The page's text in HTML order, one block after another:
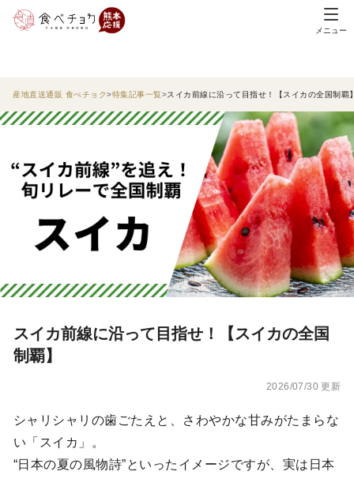
メニュー
産地直送通販 食べチョク 特集記事一覧 スイカ前線に沿って目指せ！【スイカの全国制覇
スイカ前線に沿って目指せ！【スイカの全国
制覇】
2026/07/30 更新
シャリシャリの歯ごたえと、さわやかな甘みがたまらな
い「スイカ」。
“日本の夏の風物詩”といったイメージですが、実は日本